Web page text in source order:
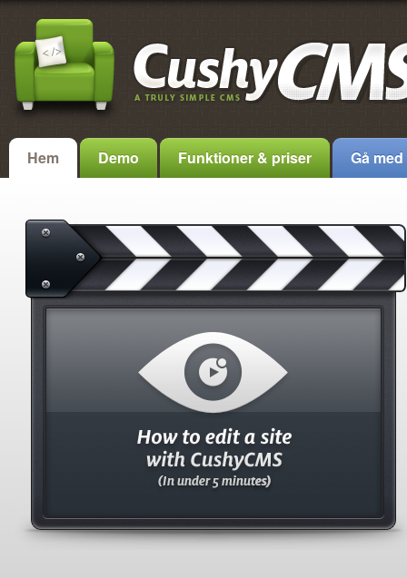
Hem Demo Funktioner & priser Gå med